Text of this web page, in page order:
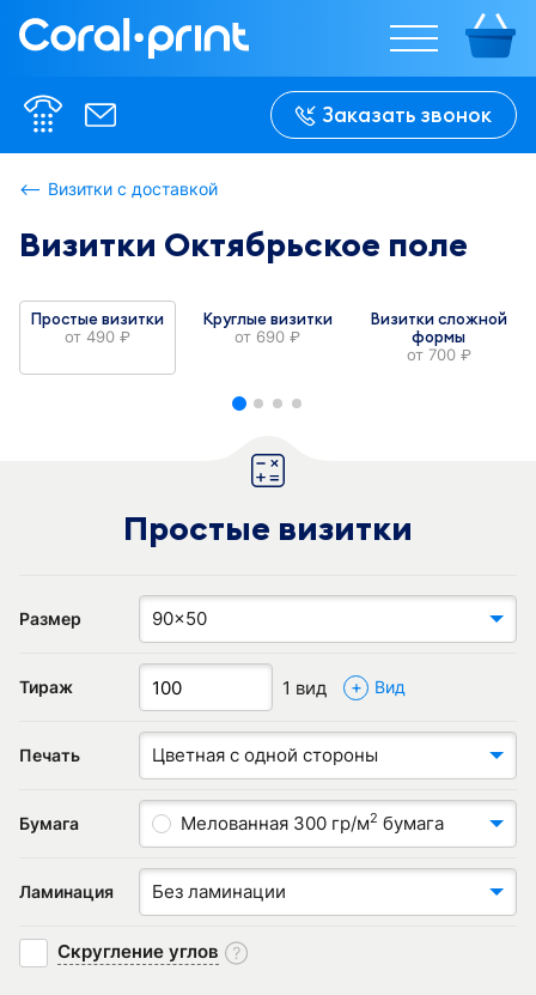
%h%
%h%
%h%
%h%
В сложенном
виде:
%h%
В сложенном
виде:
%h%
Заказать звонок
Визитки с доставкой
Визитки Октябрьское поле
Простые визитки
от 490 руб.
Круглые визитки
от 690 руб.
Визитки сложной
формы
от 700 руб.
Простые визитки
Размер 90x50
Тираж 1 вид + Вид
Печать Цветная с одной стороны
Бумага Мелованная 300 гр/м2 бумага
Ламинация Без ламинации
Скругление углов